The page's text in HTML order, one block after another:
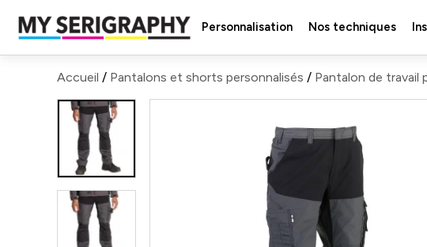
Personnalisation Nos techniques
Accueil / Pantalons et shorts personnalisés / Pantalon de travail